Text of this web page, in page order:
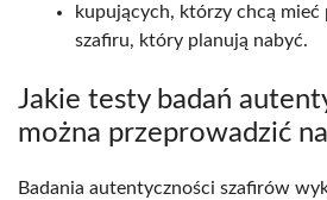
kupujących, którzy chcą
szafiru, który planują nabyć.
Jakie testy badań
można przeprowadzić
Badania autentyczności szafirów